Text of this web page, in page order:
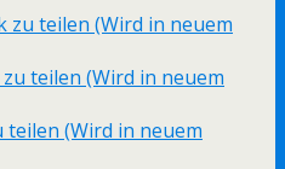
zu teilen (Wird in neuem
teilen (Wird in neuem
teilen (Wird in neuem